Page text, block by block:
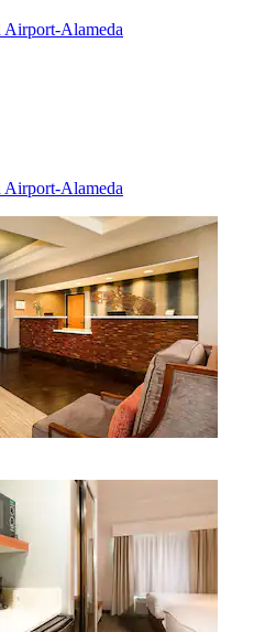
Airport-Alameda
Airport-Alameda